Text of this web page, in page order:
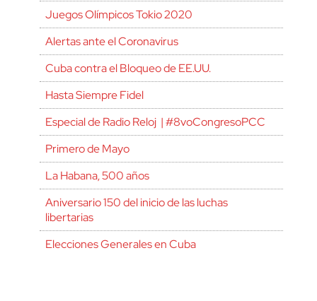
Juegos Olímpicos Tokio 2020
Alertas ante el Coronavirus
Cuba contra el Bloqueo de EE.UU.
Hasta Siempre Fidel
Especial de Radio Reloj | #8voCongresoPCC
Primero de Mayo
La Habana, 500 años
Aniversario 150 del inicio de las luchas
libertarias
Elecciones Generales en Cuba